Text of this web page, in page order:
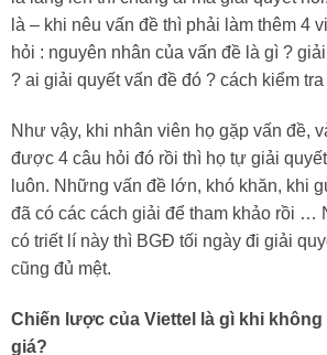
là – khi nêu vấn đề thì phải làm thêm 4
hỏi : nguyên nhân của vấn đề là gì ?
? ai giải quyết vấn đề đó ? cách kiểm
Như vậy, khi nhân viên họ gặp vấn đề,
được 4 câu hỏi đó rồi thì họ tự giải
luôn. Những vấn đề lớn, khó khăn, khi
đã có các cách giải để tham khảo rồi …
có triết lí này thì BGĐ tối ngày đi giải
cũng đủ mệt.
Chiến lược của Viettel là gì khi
giá?